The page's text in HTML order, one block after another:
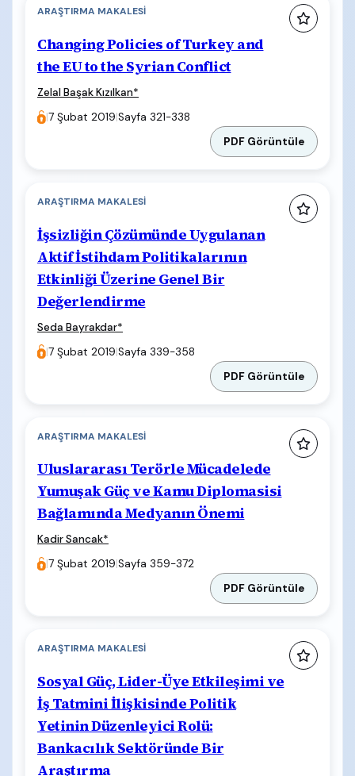
ARAŞTIRMA MAKALESI
Changing Policies of Turkey and
the EU to the Syrian Conflict
Zelal Başak Kızılkan*
|7 Şubat 2019|Sayfa 321-338
PDF Görüntüle
ARAŞTIRMA MAKALESI
İşsizliğin Çözümünde Uygulanan
Aktif İstihdam Politikalarının
Etkinliği Üzerine Genel Bir
Değerlendirme
Seda Bayrakdar*
|7 Şubat 2019|Sayfa 339-358
PDF Görüntüle
ARAŞTIRMA MAKALESI
Uluslararası Terörle Mücadelede
Yumuşak Güç ve Kamu Diplomasisi
Bağlamında Medyanın Önemi
Kadir Sancak*
|7 Şubat 2019|Sayfa 359-372
PDF Görüntüle
ARAŞTIRMA MAKALESI
Sosyal Güç, Lider-Üye Etkileşimi ve
İş Tatmini İlişkisinde Politik
Yetinin Düzenleyici Rolü:
Bankacılık Sektöründe Bir
Araştırma